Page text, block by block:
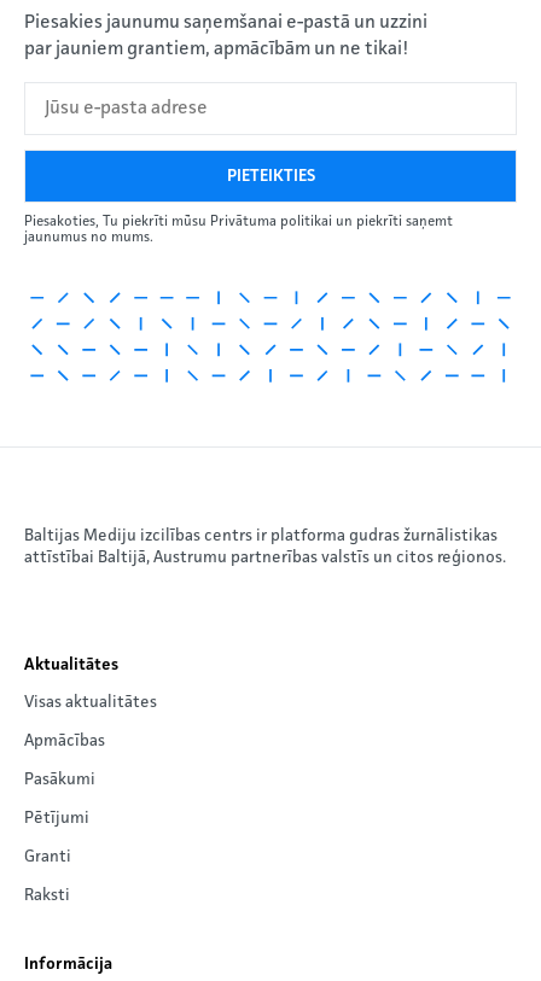
Piesakies jaunumu saņemšanai e-pastā un uzzini
par jauniem grantiem, apmācībām un ne tikai!
Piesakoties, Tu piekrīti mūsu Privātuma politikai un piekrīti saņemt
jaunumus no mums.
Baltijas Mediju izcilības centrs ir platforma gudras žurnālistikas
attīstībai Baltijā, Austrumu partnerības valstīs un citos reģionos.
Aktualitātes
Visas aktualitātes
Apmācības
Pasākumi
Pētījumi
Granti
Raksti
Informācija